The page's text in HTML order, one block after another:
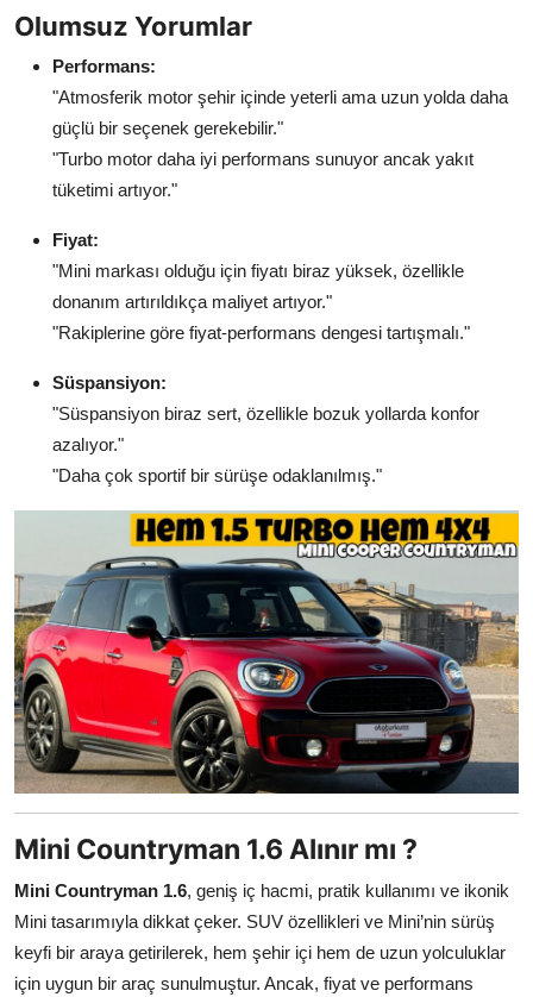
Olumsuz Yorumlar
Performans:
"Atmosferik motor şehir içinde yeterli ama uzun yolda daha
güçlü bir seçenek gerekebilir."
"Turbo motor daha iyi performans sunuyor ancak yakıt
tüketimi artıyor."
Fiyat:
"Mini markası olduğu için fiyatı biraz yüksek, özellikle
donanım artırıldıkça maliyet artıyor."
"Rakiplerine göre fiyat-performans dengesi tartışmalı."
Süspansiyon:
"Süspansiyon biraz sert, özellikle bozuk yollarda konfor
azalıyor."
"Daha çok sportif bir sürüşe odaklanılmış."
Mini Countryman 1.6 Alınır mı ?
Mini Countryman 1.6, geniş iç hacmi, pratik kullanımı ve ikonik
Mini tasarımıyla dikkat çeker. SUV özellikleri ve Mini’nin sürüş
keyfi bir araya getirilerek, hem şehir içi hem de uzun yolculuklar
için uygun bir araç sunulmuştur. Ancak, fiyat ve performans